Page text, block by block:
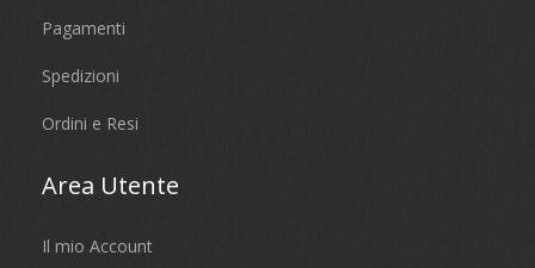
Pagamenti
Spedizioni
Ordini e Resi
Area Utente
Il mio Account